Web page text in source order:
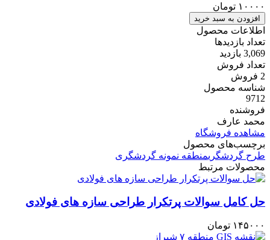
۱۰۰۰۰ تومان
افزودن به سبد خرید
اطلاعات محصول
تعداد بازدیدها
3,069 بازدید
تعداد فروش
2 فروش
شناسه محصول
9712
فروشنده
محمد عارف
مشاهده فروشگاه
برچسب‌های محصول
طرح گردشگریمنطقه نمونه گردشگری
محصولات مرتبط
حل کامل سوالات پرتکرار طراحی سازه های فولادی
۱۴۵۰۰۰ تومان